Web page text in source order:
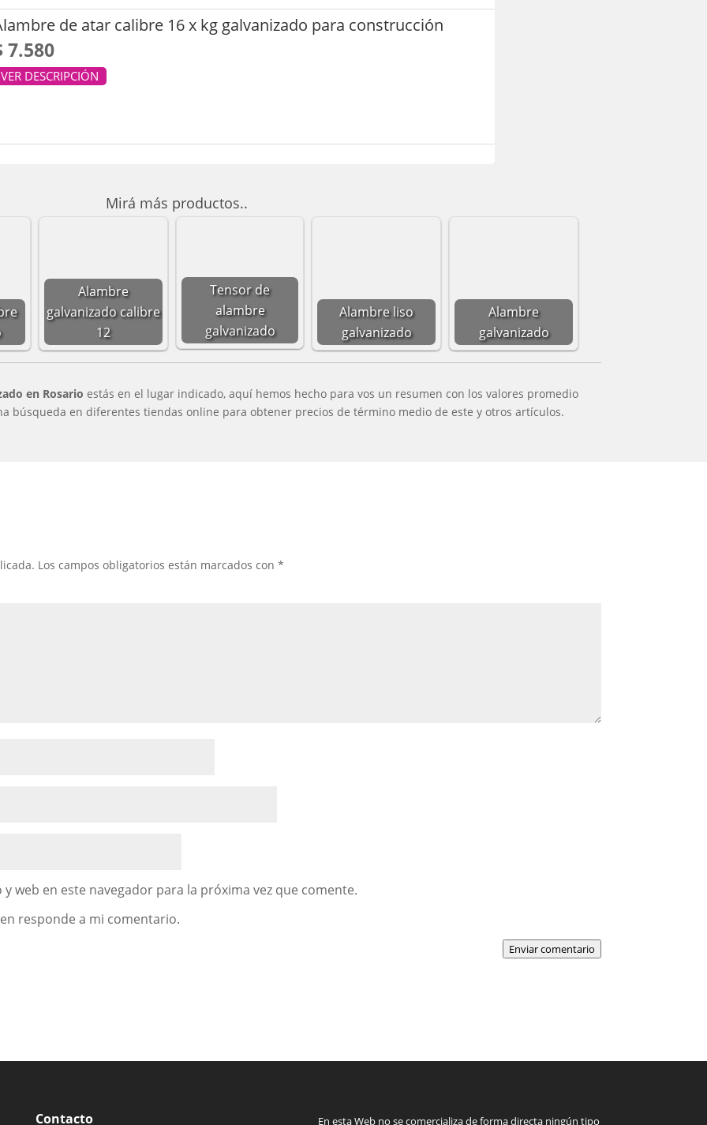
de atar calibre 16 x kg galvanizado para construcción
7.580
VER DESCRIPCIÓN
Mirá más productos..
Alambre
galvanizado calibre
12
Tensor de
alambre
galvanizado
Alambre liso
galvanizado
Alambre
galvanizado
en Rosario estás en el lugar indicado, aquí hemos hecho para vos un resumen con los valores promedio
búsqueda en diferentes tiendas online para obtener precios de término medio de este y otros artículos.
Los campos obligatorios están marcados con*
web en este navegador para la próxima vez que comente.
responde a mi comentario.
Enviar comentario
Contacto En esta Web no se comercializa de forma directa ningún tipo